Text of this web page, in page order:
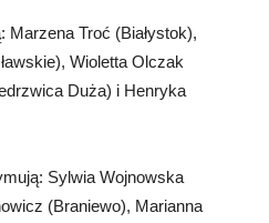
Marzena Troć (Białystok),
Wioletta Olczak
Duża) i Henryka
Sylwia Wojnowska
(Braniewo), Marianna